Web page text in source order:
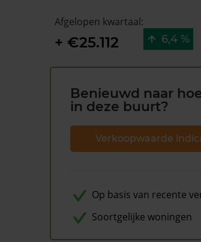
Afgelopen kwartaal:
+ €25.112 6,4 %
Benieuwd naar
in deze buurt?
Verkoopwaarde
Op basis van recente
Soortgelijke woningen